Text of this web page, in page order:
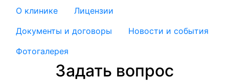
О клинике
Лицензии
Документы и договоры
Новости и события
Фотогалерея
Задать вопрос